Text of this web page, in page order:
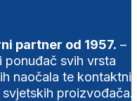
partner od 1957. –
ponuđač svih vrsta
naočala te
proizvođača.